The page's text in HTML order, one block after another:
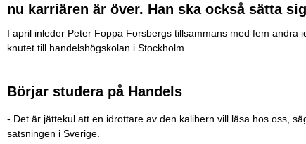
nu karriären är över. Han ska också sätta
I april inleder Peter Foppa Forsbergs tillsammans med fem
knutet till handelshögskolan i Stockholm.
Börjar studera på Handels
- Det är jättekul att en idrottare av den kalibern vill läsa hos oss,
satsningen i Sverige.